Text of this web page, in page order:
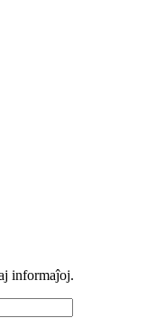
informaĵoj.